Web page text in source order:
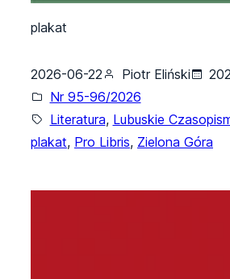
plakat
2026-06-22 Piotr Eliński
Nr 95-96/2026
Literatura, Lubuskie
plakat, Pro Libris, Zielona Góra